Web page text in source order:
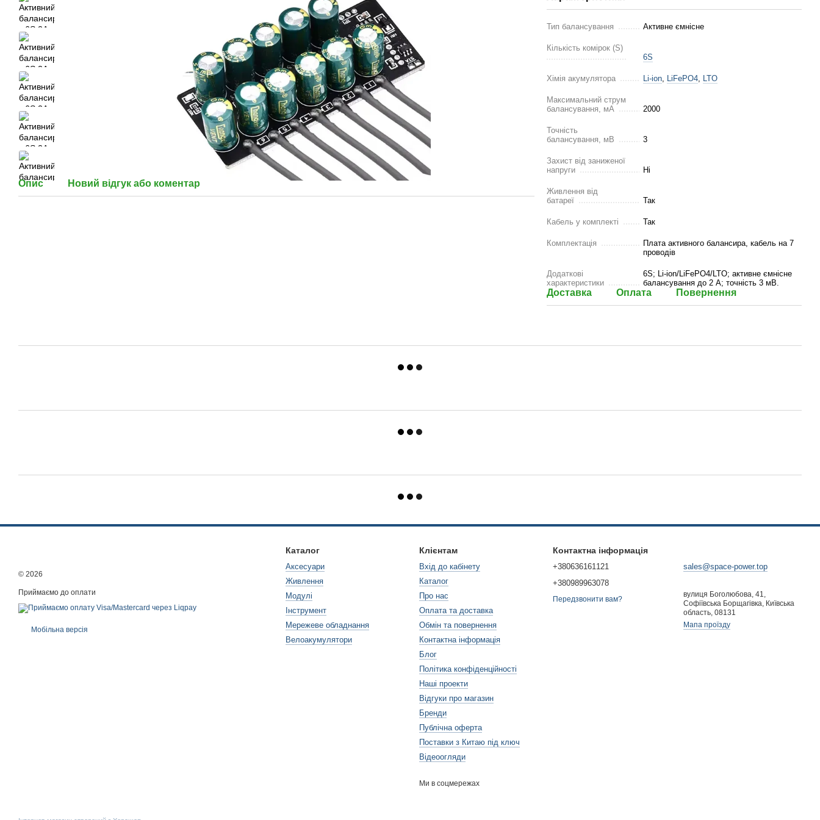
Опис Новий відгук або коментар
Тип балансування Активне ємнісне
Кількість комірок (S)
6S
Хімія акумулятора Li-ion, LiFePO4, LTO
Максимальний струм
балансування, мА
2000
Точність
балансування, мВ
3
Захист від заниженої
напруги
Ні
Живлення від
батареї
Так
Кабель у комплекті Так
Комплектація
Плата активного балансира, кабель на 7
проводів
Додаткові
характеристики
6S; Li-ion/LiFePO4/LTO; активне ємнісне
балансування до 2 А; точність 3 мВ.
Доставка Оплата Повернення
© 2026
Приймаємо до оплати
Мобільна версія
Каталог
Аксесуари
Живлення
Модулі
Інструмент
Мережеве обладнання
Велоакумулятори
Клієнтам
Вхід до кабінету
Каталог
Про нас
Оплата та доставка
Обмін та повернення
Контактна інформація
Блог
Політика конфіденційності
Наші проекти
Відгуки про магазин
Бренди
Публічна оферта
Поставки з Китаю під ключ
Відеоогляди
Ми в соцмережах
Контактна інформація
+380636161121
+380989963078
Передзвонити вам?
sales@space-power.top
вулиця Боголюбова, 41,
Софіївська Борщагівка, Київська
область, 08131
Мапа проїзду